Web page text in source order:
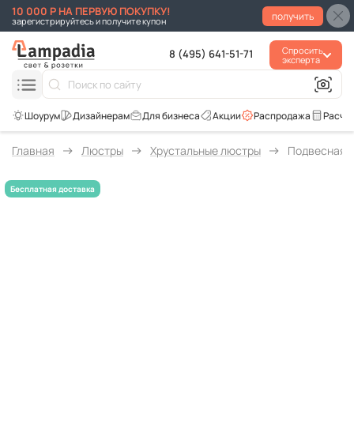
10 000 Р НА ПЕРВУЮ ПОКУПКУ!
зарегистрируйтесь и получите купон получить
8 (495) 641-51-71
Спросить
эксперта
Распродажа
Акции
Для бизнеса
Главная Люстры Хрустальные люстры Подвесная